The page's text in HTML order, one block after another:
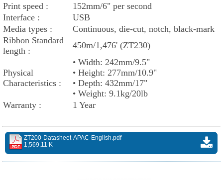
Print speed :
152mm/6" per second
Interface :
USB
Media types :
Continuous, die-cut, notch, black-mark
Ribbon Standard
length :
450m/1,476' (ZT230)
Physical
Characteristics :
• Width: 242mm/9.5"
• Height: 277mm/10.9"
• Depth: 432mm/17"
• Weight: 9.1kg/20lb
Warranty :
1 Year
ZT200-Datasheet-APAC-English.pdf
1,569.11 K